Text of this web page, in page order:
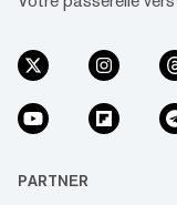
PARTNER